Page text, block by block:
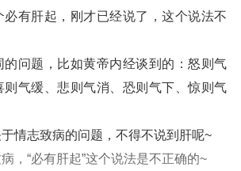
必有肝起，刚才已经说了，这个说法不
的问题，比如黄帝内经谈到的：怒则气
则气缓、悲则气消、恐则气下、惊则气
情志致病的问题，不得不说到肝呢~
，“必有肝起”这个说法是不正确的~